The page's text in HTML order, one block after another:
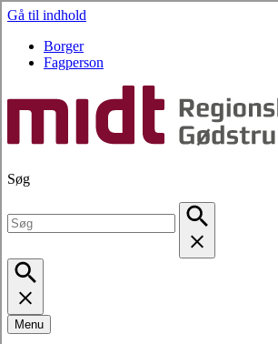
Gå til indhold
Borger
Fagperson
Søg
Menu